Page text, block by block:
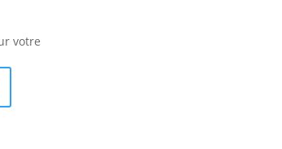
votre